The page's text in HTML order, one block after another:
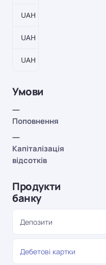
UAH
UAH
UAH
Умови
—
Поповнення
—
Капіталізація
відсотків
Продукти
банку
Депозити
Дебетові картки